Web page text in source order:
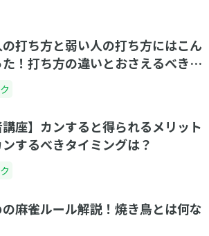
打ち方と弱い人の打ち方にはこん
！打ち方の違いとおさえるべきテ
講座】カンすると得られるメリット
するべきタイミングは？
麻雀ルール解説！焼き鳥とは何な